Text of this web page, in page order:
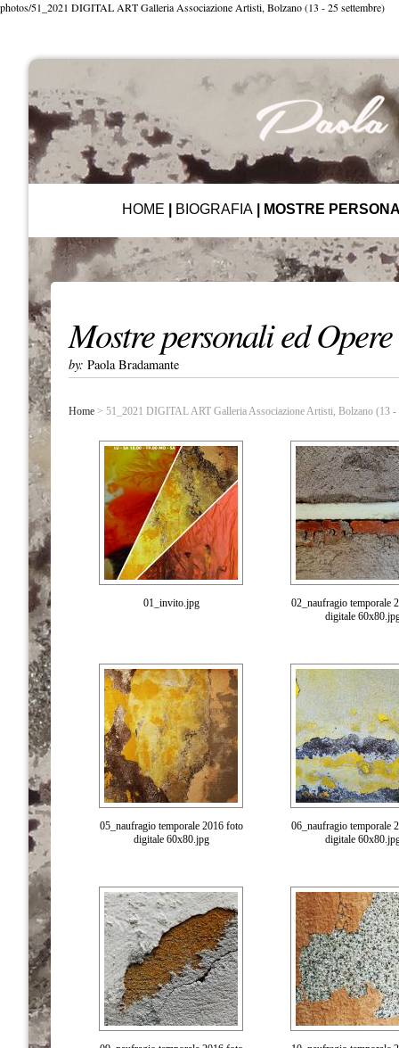
photos/51_2021 DIGITAL ART Galleria Associazione Artisti, Bolzano (13 - 25 settembre)
HOME BIOGRAFIA MOSTRE
Mostre personali ed Opere
by: Paola Bradamante
Home > 51_2021 DIGITAL ART Galleria Associazione Artisti, Bolzano (13 -
01_invito.jpg
02_naufragio temporale
digitale
05_naufragio temporale 2016 foto
digitale 60x80.jpg
06_naufragio temporale
digitale